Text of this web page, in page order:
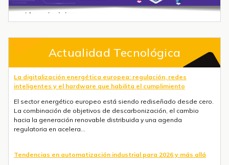
Actualidad Tecnológica
La digitalización energética europea: regulación, redes
inteligentes y el hardware que habilita el cumplimiento
El sector energético europeo está siendo rediseñado desde cero.
La combinación de objetivos de descarbonización, el cambio
hacia la generación renovable distribuida y una agenda
regulatoria en acelera...
Tendencias en automatización industrial para 2026 y más allá